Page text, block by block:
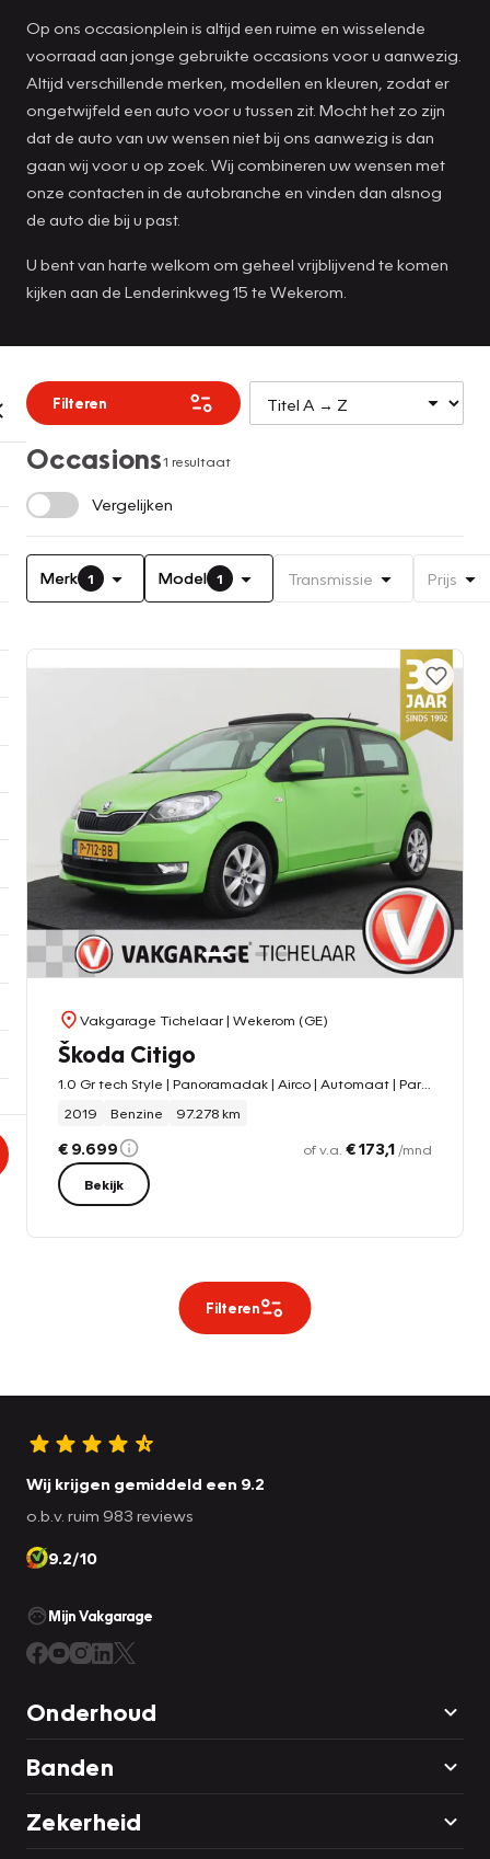
Op ons occasionplein is altijd een ruime en wisselende
voorraad aan jonge gebruikte occasions voor u aanwezig.
Altijd verschillende merken, modellen en kleuren, zodat er
ongetwijfeld een auto voor u tussen zit. Mocht het zo zijn
dat de auto van uw wensen niet bij ons aanwezig is dan
gaan wij voor u op zoek. Wij combineren uw wensen met
onze contacten in de autobranche en vinden dan alsnog
de auto die bij u past.
U bent van harte welkom om geheel vrijblijvend te komen
kijken aan de Lenderinkweg 15 te Wekerom.
Filteren
Occasions1 resultaat
Vergelijken
Merk 1 Model 1 Transmissie Prijs
Vakgarage Tichelaar| Wekerom (GE)
Škoda Citigo
2019
Benzine 97.278 km
€ 9.699 of v.a. € 173,1 /mnd
Bekijk
Filteren
Wij krijgen gemiddeld een 9.2
o.b.v. ruim 983 reviews
9.2/10
Mijn Vakgarage
Onderhoud
Banden
Zekerheid